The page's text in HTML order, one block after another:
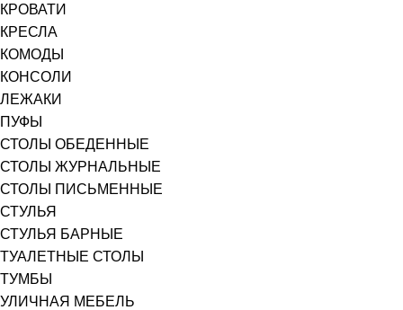
КРОВАТИ
КРЕСЛА
КОМОДЫ
КОНСОЛИ
ЛЕЖАКИ
ПУФЫ
СТОЛЫ ОБЕДЕННЫЕ
СТОЛЫ ЖУРНАЛЬНЫЕ
СТОЛЫ ПИСЬМЕННЫЕ
СТУЛЬЯ
СТУЛЬЯ БАРНЫЕ
ТУАЛЕТНЫЕ СТОЛЫ
ТУМБЫ
УЛИЧНАЯ МЕБЕЛЬ